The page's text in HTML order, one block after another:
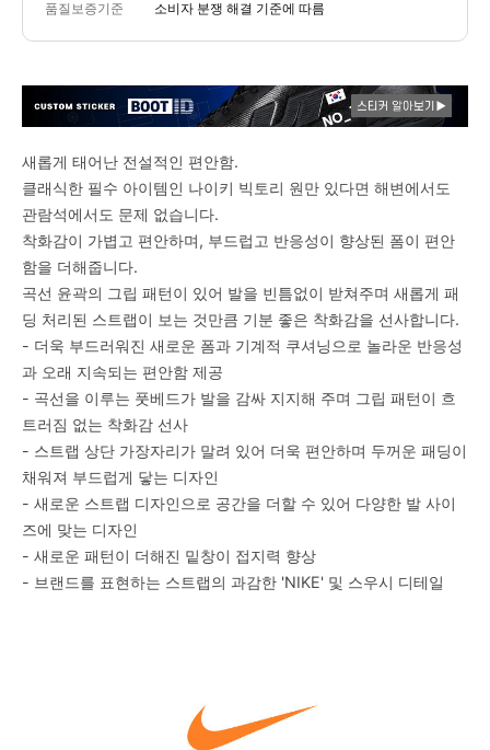
품질보증기준 소비자 분쟁 해결 기준에 따름
새롭게 태어난 전설적인 편안함.
클래식한 필수 아이템인 나이키 빅토리 원만 있다면 해변에서도
관람석에서도 문제 없습니다.
착화감이 가볍고 편안하며, 부드럽고 반응성이 향상된 폼이 편안
함을 더해줍니다.
곡선 윤곽의 그립 패턴이 있어 발을 빈틈없이 받쳐주며 새롭게 패
딩 처리된 스트랩이 보는 것만큼 기분 좋은 착화감을 선사합니다.
- 더욱 부드러워진 새로운 폼과 기계적 쿠셔닝으로 놀라운 반응성
과 오래 지속되는 편안함 제공
- 곡선을 이루는 풋베드가 발을 감싸 지지해 주며 그립 패턴이 흐
트러짐 없는 착화감 선사
- 스트랩 상단 가장자리가 말려 있어 더욱 편안하며 두꺼운 패딩이
채워져 부드럽게 닿는 디자인
- 새로운 스트랩 디자인으로 공간을 더할 수 있어 다양한 발 사이
즈에 맞는 디자인
- 새로운 패턴이 더해진 밑창이 접지력 향상
- 브랜드를 표현하는 스트랩의 과감한 'NIKE' 및 스우시 디테일